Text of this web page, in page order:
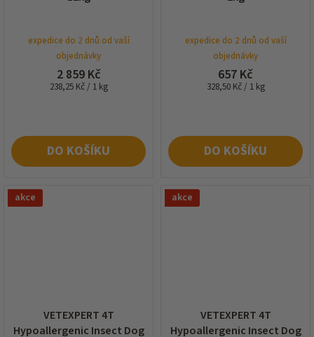
expedice do 2 dnů od vaší
objednávky
2 859 Kč
Měrná
238,25 Kč / 1 kg
DO KOŠÍKU
expedice do 2 dnů od vaší
objednávky
657 Kč
Měrná
328,50 Kč / 1 kg
DO KOŠÍKU
akce
VETEXPERT 4T
Hypoallergenic Insect Dog
akce
VETEXPERT 4T
Hypoallergenic Insect Dog